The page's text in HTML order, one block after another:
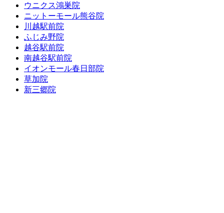
ウニクス鴻巣院
ニットーモール熊谷院
川越駅前院
ふじみ野院
越谷駅前院
南越谷駅前院
イオンモール春日部院
草加院
新三郷院